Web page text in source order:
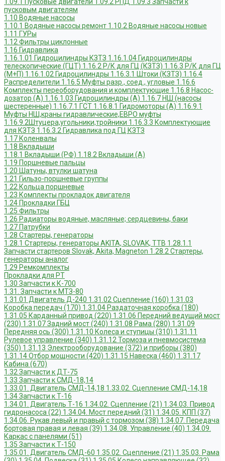
пусковым двигателям
1.10 Водяные насосы
1.10.1 Водяные насосы ремонт 1.10.2 Водяные насосы новые
1.11 ГУРы
1.12 Фильтры циклонные
1.16 Гидравлика
1.16.1.01 Гидроцилиндры КЗТЗ 1.16.1.04 Гидроцилиндры
телескопические (ГЦТ) 1.16.2 Р/К для ГЦ (КЗТЗ) 1.16.3 Р/К для ГЦ
(М+П) 1.16.1.02 Гидроцилиндры 1.16.3.1 Штоки (КЗТЗ) 1.16.4
Распределители 1.16.5 Муфты разр., соед., угловые 1.16.6
Комплекты переоборудования и комплектующие 1.16.8 Насос-
дозатор (А) 1.16.1.03 Гидроцилиндры (А) 1.16.7 НШ (насосы
шестеренные) 1.16.7.1 ГСТ 1.16.8.1 Гидромоторы (А) 1.16.9.1
Муфты НШ,краны гидравлические,ЕВРО муфты
1.16.9.2Штуцера,угольники,тройники 1.16.3.3 Комплектующие
для КЗТЗ 1.16.3.2 Гидравлика под ГЦ КЗТЗ
1.17 Коленвалы
1.18 Вкладыши
1.18.1 Вкладыши (РФ) 1.18.2 Вкладыши (А)
1.19 Поршневые пальцы
1.20 Шатуны, втулки шатуна
1.21 Гильзо-поршневые группы
1.22 Кольца поршневые
1.23 Комплекты прокладок двигателя
1.24 Прокладки ГБЦ
1.25 Фильтры
1.26 Радиаторы водяные, масляные; сердцевины, баки
1.27 Патрубки
1.28 Стартеры, генераторы
1.28.1 Стартеры, генераторы AKITA, SLOVAK, ТТВ 1.28.1.1
Запчасти стартеров Slovak, Akita, Magneton 1.28.2 Стартеры,
генераторы аналог
1.29 Ремкомплекты
Прокладки для РТ
1.30 Запчасти к К-700
1.31. Запчасти к МТЗ-80
1.31.01 Двигатель Д-240 1.31.02 Сцепление (160) 1.31.03
Коробка передач (170) 1.31.04 Раздаточная коробка (180)
1.31.05 Карданный привод (220) 1.31.06 Передний ведущий мост
(230) 1.31.07 Задний мост (240) 1.31.08 Рама (280) 1.31.09
Передняя ось (300) 1.31.10 Колеса и ступицы (310) 1.31.11
Рулевое управление (340) 1.31.12 Тормоза и пневмосистема
(350) 1.31.13 Электрооборудование (372) и приборы (380)
1.31.14 Отбор мощности (420) 1.31.15 Навеска (460) 1.31.17
Кабина (670)
1.32 Запчасти к ДТ-75
1.33 Запчасти к СМД-18,14
1.33.01. Двигатель СМД-14,18 1.33.02. Сцепление СМД-14,18
1.34 Запчасти к Т-16
1.34.01. Двигатель Т-16 1.34.02. Сцепление (21) 1.34.03. Привод
гидронасоса (22) 1.34.04. Мост передний (31) 1.34.05. КПП (37)
1.34.06. Рукав левый и правый с тормозом (38) 1.34.07. Передача
бортовая правая и левая (39) 1.34.08. Управление (40) 1.34.09.
Каркас с панелями (51)
1.35 Запчасти к Т-150
1.35.01. Двигатель СМД-60 1.35.02. Сцепление (21) 1.35.03. Рама